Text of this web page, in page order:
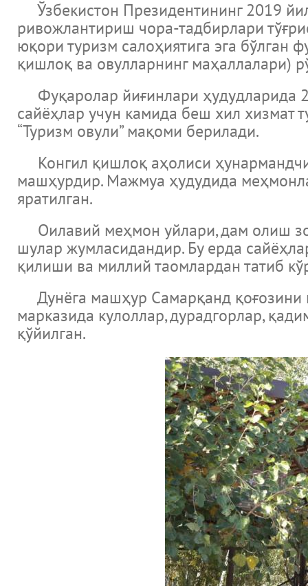
Ўзбекистон Президентининг 2019
ривожлантириш чора-тадбирлари
юқори туризм салоҳиятига эга
қишлоқ ва овулларнинг маҳаллалари)
Фуқаролар йиғинлари ҳудудларида
сайёҳлар учун камида беш хил хизмат
“Туризм овули” мақоми берилади.
Конгил қишлоқ аҳолиси
машҳурдир. Мажмуа ҳудудида
яратилган.
Оилавий меҳмон уйлари, дам олиш
шулар жумласидандир. Бу ерда
қилиши ва миллий таомлардан татиб
Дунёга машҳур Самарқанд қоғозини
марказида кулоллар, дурадгорлар,
қўйилган.